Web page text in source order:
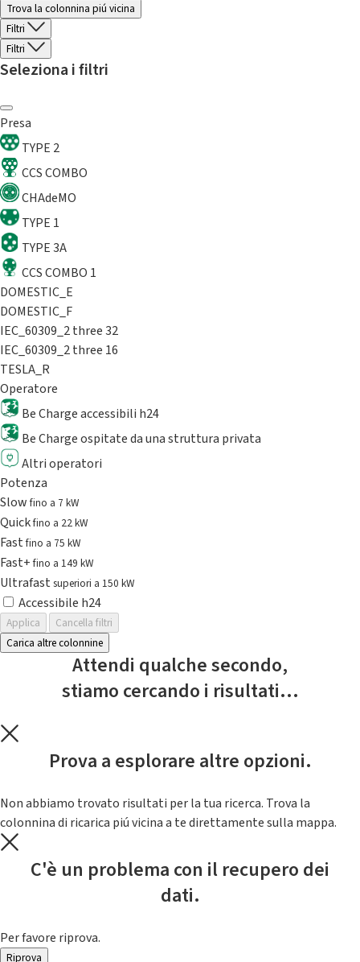
Trova la colonnina piú vicina
Filtri
Filtri
Seleziona i filtri
Presa
TYPE 2
CCS COMBO
CHAdeMO
TYPE 1
TYPE 3A
CCS COMBO 1
DOMESTIC_E
DOMESTIC_F
IEC_60309_2 three 32
IEC_60309_2 three 16
TESLA_R
Operatore
Be Charge accessibili h24
Be Charge ospitate da una struttura privata
Altri operatori
Potenza
Slowfino a 7 kW
Quickfino a 22 kW
Fastfino a 75 kW
Fast+fino a 149 kW
Ultrafast superiori a 150 kW
Accessibile h24
Applica
Cancella filtri
Carica altre colonnine
Attendi qualche secondo,
stiamo cercando i risultati...
Prova a esplorare altre opzioni.
Non abbiamo trovato risultati per la tua ricerca. Trova la
colonnina di ricarica piú vicina a te direttamente sulla mappa.
C'è un problema con il recupero dei
dati.
Per favore riprova.
Riprova